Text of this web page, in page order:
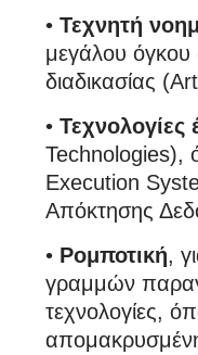
• Τεχνητή
μεγάλου
διαδικασίας
• Τεχνολογίες
Technologies),
Execution
Απόκτησης
• Ρομποτική,
γραμμών
τεχνολογίες,